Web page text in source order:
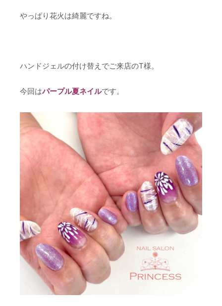
やっぱり花火は綺麗ですね。
ハンドジェルの付け替えでご来店のT様。
今回はパープル夏ネイルです。